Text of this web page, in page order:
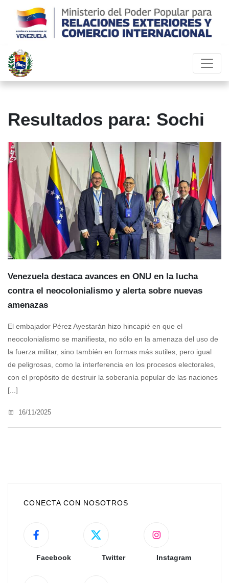
Resultados para: Sochi
Venezuela destaca avances en ONU en la lucha
contra el neocolonialismo y alerta sobre nuevas
amenazas
El embajador Pérez Ayestarán hizo hincapié en que el
neocolonialismo se manifiesta, no sólo en la amenaza del uso de
la fuerza militar, sino también en formas más sutiles, pero igual
de peligrosas, como la interferencia en los procesos electorales,
con el propósito de destruir la soberanía popular de las naciones
[...]
16/11/2025
CONECTA CON NOSOTROS
Facebook Twitter Instagram